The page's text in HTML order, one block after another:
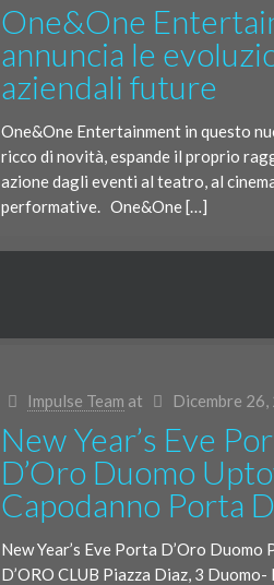
One&One
annuncia le
aziendali future
One&One Entertainment in questo
ricco di novità, espande il proprio
azione dagli eventi al teatro, al
performative. One&One […]
Impulse Team at Dicembre 26,
New Year’s Eve
D’Oro Duomo
Capodanno Porta
New Year’s Eve Porta D’Oro Duomo
D’ORO CLUB Piazza Diaz, 3 Duomo-